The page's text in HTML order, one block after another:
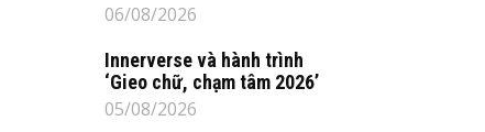
06/08/2026
Innerverse và hành trình
‘Gieo chữ, chạm tâm 2026’
05/08/2026